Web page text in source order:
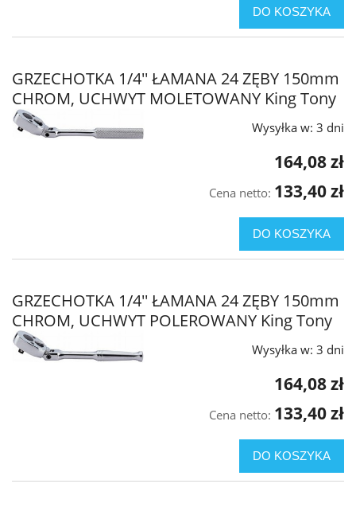
DO KOSZYKA
GRZECHOTKA 1/4'' ŁAMANA 24 ZĘBY 150mm
CHROM, UCHWYT MOLETOWANY King Tony
Wysyłka w: 3 dni
164,08 zł
Cena netto: 133,40 zł
DO KOSZYKA
GRZECHOTKA 1/4'' ŁAMANA 24 ZĘBY 150mm
CHROM, UCHWYT POLEROWANY King Tony
Wysyłka w: 3 dni
164,08 zł
Cena netto: 133,40 zł
DO KOSZYKA